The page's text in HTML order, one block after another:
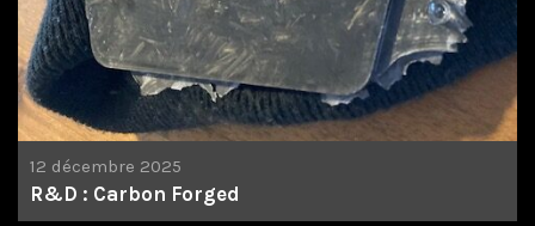
12 décembre 2025
R&D : Carbon Forged